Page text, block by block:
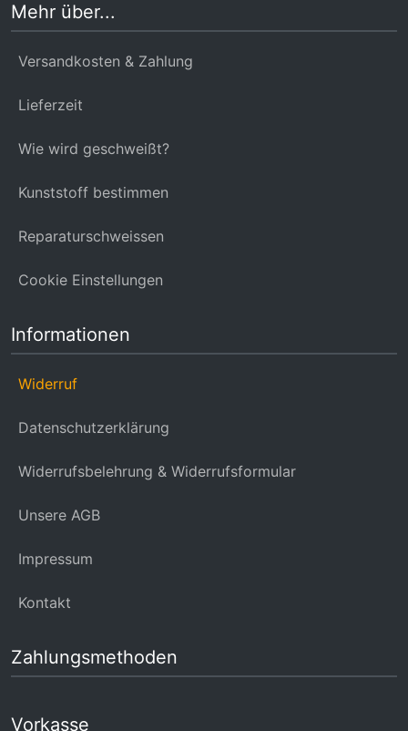
Mehr über...
Versandkosten & Zahlung
Lieferzeit
Wie wird geschweißt?
Kunststoff bestimmen
Reparaturschweissen
Cookie Einstellungen
Informationen
Widerruf
Datenschutzerklärung
Widerrufsbelehrung & Widerrufsformular
Unsere AGB
Impressum
Kontakt
Zahlungsmethoden
Vorkasse